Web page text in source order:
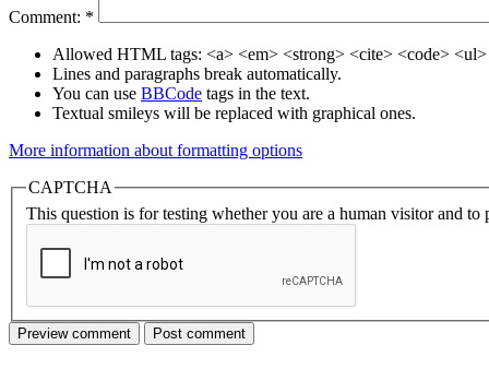
Comment: *
Allowed HTML tags: <a> <em> <strong> <cite> <code>
Lines and paragraphs break automatically.
You can use BBCode tags in the text.
Textual smileys will be replaced with graphical ones.
More information about formatting options
CAPTCHA
This question is for testing whether you are a human visitor and to